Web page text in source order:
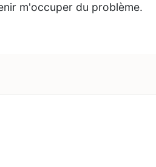
m'occuper du problème.